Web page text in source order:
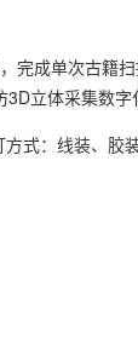
成单次古籍
立体采集数
：线装、胶